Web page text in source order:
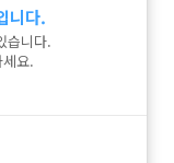
니다.
습니다.
요.